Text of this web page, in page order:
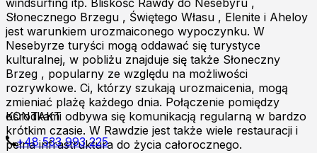
Słonecznego Brzegu , Świętego Własu , Elenite i Aheloy
jest warunkiem urozmaiconego wypoczynku. W
Nesebyrze turyści mogą oddawać się turystyce
kulturalnej, w pobliżu znajduje się także Słoneczny
Brzeg , popularny ze względu na możliwości
rozrywkowe. Ci, którzy szukają urozmaicenia, mogą
zmieniać plażę każdego dnia. Połączenie pomiędzy
ośrodkami odbywa się komunikacją regularną w bardzo
krótkim czasie. W Rawdzie jest także wiele restauracji i
pełna infrastruktura do życia całorocznego.
KONTAKT
+48 533 993 225